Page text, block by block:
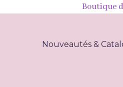
Boutique
Nouveautés &